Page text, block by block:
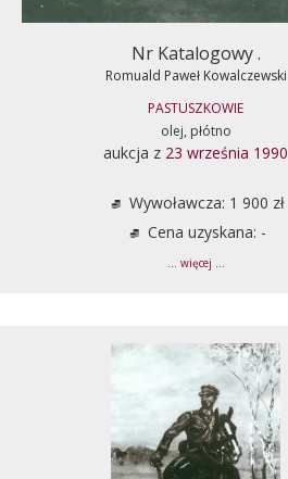
Nr Katalogowy .
Romuald Paweł Kowalczewski
PASTUSZKOWIE
olej, płótno
aukcja z 23 września 1990
Wywoławcza: 1 900 zł
Cena uzyskana: -
... więcej ...